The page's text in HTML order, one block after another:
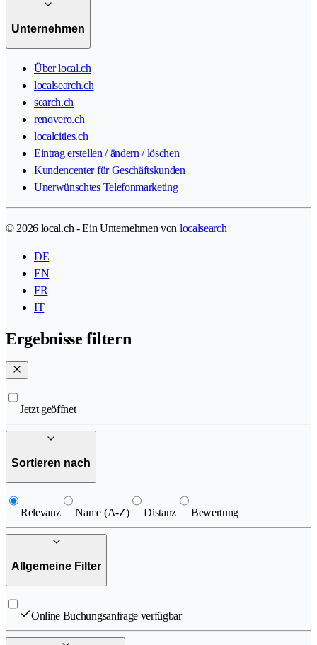
Unternehmen
Über local.ch
localsearch.ch
search.ch
renovero.ch
localcities.ch
Eintrag erstellen / ändern / löschen
Kundencenter für Geschäftskunden
Unerwünschtes Telefonmarketing
© 2026 local.ch - Ein Unternehmen von localsearch
DE
EN
FR
IT
Ergebnisse filtern
Jetzt geöffnet
Sortieren nach
Relevanz Name (A-Z) Distanz Bewertung
Allgemeine Filter
Online Buchungsanfrage verfügbar